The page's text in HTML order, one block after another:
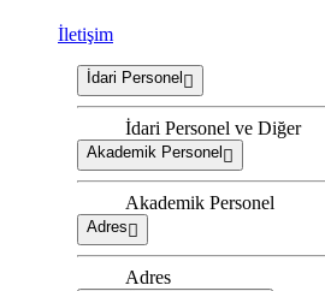
İletişim
İdari Personel
İdari Personel ve Diğer
Akademik Personel
Akademik Personel
Adres
Adres